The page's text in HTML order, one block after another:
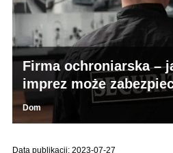
Firma ochroniarska –
imprez może
Dom
Data publikacji: 2023-07-27